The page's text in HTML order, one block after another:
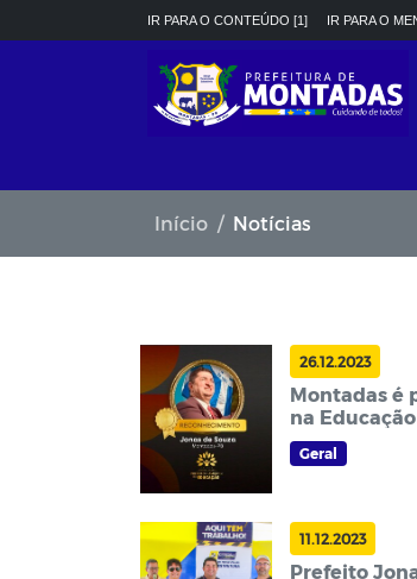
IR PARA O CONTEÚDO [1] IR PARA O
Início Notícias
26.12.2023
Montadas é
na Educação
Geral
11.12.2023
Prefeito